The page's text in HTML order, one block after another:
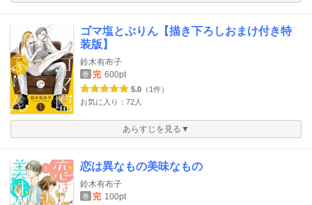
ゴマ塩とぷりん【描き下ろしおまけ付き特
装版】
鈴木有布子
巻 完 600pt
5.0 （1件）
お気に入り：72人
あらすじを見る▼
恋は異なもの美味なもの
鈴木有布子
巻 完 100pt